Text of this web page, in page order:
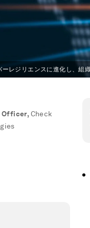
レジリエンスに進化し、組
Officer, Check